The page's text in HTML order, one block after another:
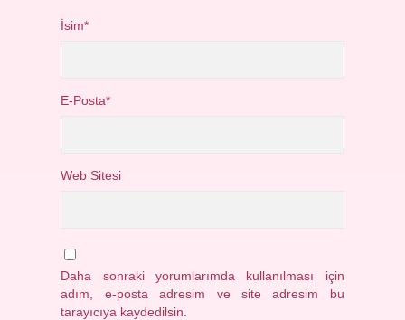
İsim*
E-Posta*
Web Sitesi
Daha sonraki yorumlarımda kullanılması için
adım, e-posta adresim ve site adresim bu
tarayıcıya kaydedilsin.